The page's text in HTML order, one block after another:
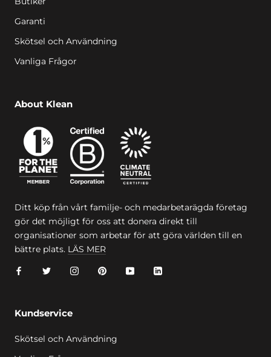
Garanti
Skötsel och Användning
Vanliga Frågor
About Klean
Ditt köp från vårt familje- och medarbetarägda företag
gör det möjligt för oss att donera direkt till
organisationer som arbetar för att göra världen till en
bättre plats. LÄS MER
Kundservice
Skötsel och Användning